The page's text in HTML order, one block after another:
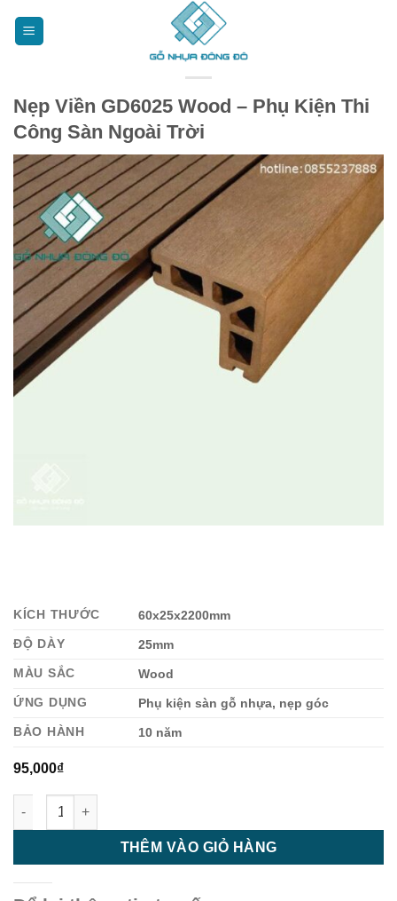
Nẹp Viền GD6025 Wood – Phụ Kiện Thi
Công Sàn Ngoài Trời
KÍCH THƯỚC
60x25x2200mm
ĐỘ DÀY
25mm
MÀU SẮC
Wood
ỨNG DỤNG
Phụ kiện sàn gỗ nhựa, nẹp góc
BẢO HÀNH
10 năm
95,000₫
Nẹp Viền GD6025 Wood - Phụ Kiện Thi Công Sàn Ngoài Trời
THÊM VÀO GIỎ HÀNG